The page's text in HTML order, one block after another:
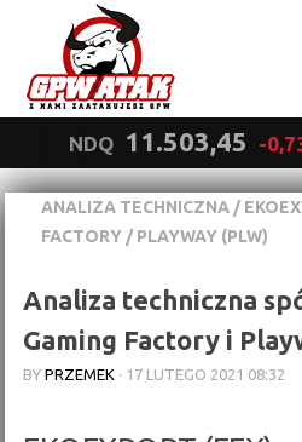
NDQ 11.503,45 -
ANALIZA TECHNICZNA /
FACTORY / PLAYWAY (PLW)
Analiza techniczna
Gaming Factory i
BYPRZEMEK · 17 LUTEGO 2021 08:32
prywatności
Wyrażam zgodę.